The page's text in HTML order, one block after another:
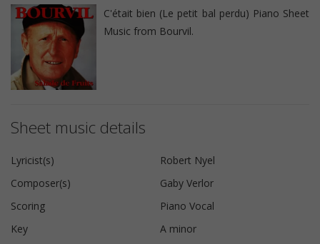
C'était bien (Le petit bal perdu) Piano Sheet
Music from Bourvil.
Sheet music details
Lyricist(s)
Robert Nyel
Composer(s)
Gaby Verlor
Scoring
Piano Vocal
Key
A minor